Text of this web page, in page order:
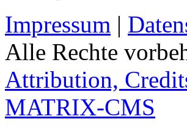
Impressum |
Alle Rechte
Attribution,
MATRIX-CMS